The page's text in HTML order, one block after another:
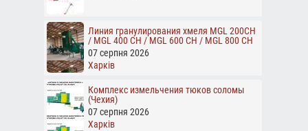
Линия гранулирования хмеля MGL 200CH
/ MGL 400 CH / MGL 600 CH / MGL 800 CH
07 серпня 2026
Харків
Комплекс измельчения тюков соломы
(Чехия)
07 серпня 2026
Харків